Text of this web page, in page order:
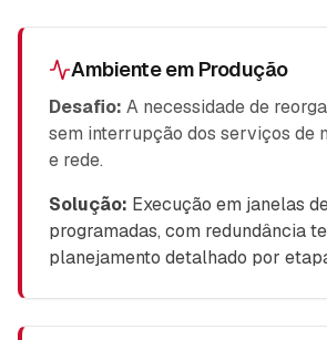
Ambiente em Produção
Desafio: A necessidade de
sem interrupção dos serviços de
e rede.
Solução: Execução em janelas
programadas, com redundância
planejamento detalhado por